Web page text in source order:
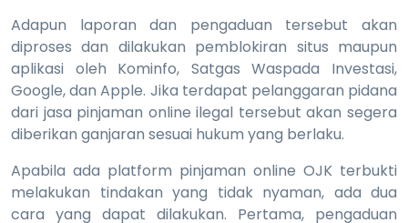
Adapun laporan dan pengaduan tersebut akan
diproses dan dilakukan pemblokiran situs maupun
aplikasi oleh Kominfo, Satgas Waspada Investasi,
Google, dan Apple. Jika terdapat pelanggaran pidana
dari jasa pinjaman online ilegal tersebut akan segera
diberikan ganjaran sesuai hukum yang berlaku.
Apabila ada platform pinjaman online OJK terbukti
melakukan tindakan yang tidak nyaman, ada dua
cara yang dapat dilakukan. Pertama, pengaduan